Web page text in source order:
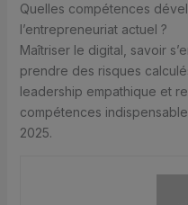
Quelles compétences
l’entrepreneuriat actuel ?
Maîtriser le digital, savoir
prendre des risques
leadership empathique et
compétences
2025.